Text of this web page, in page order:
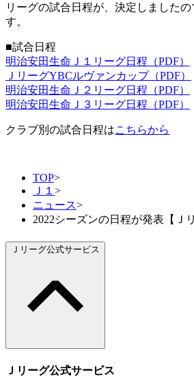
リーグの試合日程が、決定しました
す。
■試合日程
明治安田生命Ｊ１リーグ日程（PDF）
ＪリーグYBCルヴァンカップ（PDF）
明治安田生命Ｊ２リーグ日程（PDF）
明治安田生命Ｊ３リーグ日程（PDF）
クラブ別の試合日程はこちらから
TOP>
Ｊ１ >
ニュース>
2022シーズンの日程が発表【Ｊ
Ｊリーグ公式サービス
Ｊリーグ公式サービス